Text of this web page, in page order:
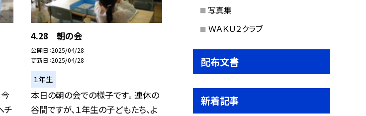
チ
4.28 朝の会
公開日 2025/04/28
更新日 2025/04/28
１年生
本日の朝の会での様子です。 連休の
谷間ですが、１年生の子どもたち、よ
写真集
ＷＡＫＵ２クラブ
配布文書
新着記事